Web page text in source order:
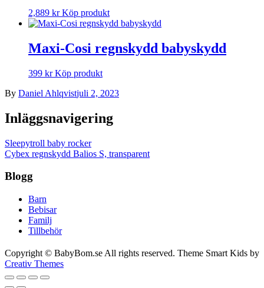
2,889 kr Köp produkt
Maxi-Cosi regnskydd babyskydd
399 kr Köp produkt
By Daniel Ahlqvistjuli 2, 2023
Inläggsnavigering
Sleepytroll baby rocker
Cybex regnskydd Balios S, transparent
Blogg
Barn
Bebisar
Familj
Tillbehör
Copyright © BabyBom.se All rights reserved. Theme Smart Kids by
Creativ Themes